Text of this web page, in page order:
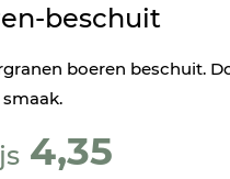
beschuit
boeren beschuit.
4,35